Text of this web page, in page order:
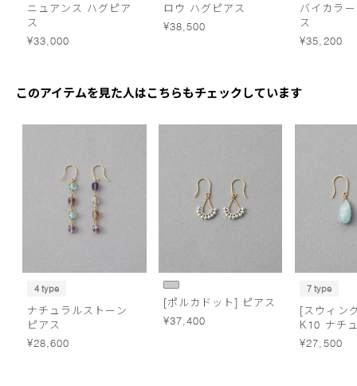
ニュアンス ハグピア
ス
¥33,000
ロウ ハグピアス
¥38,500
バイカラ
ス
¥35,200
このアイテムを見た人はこちらもチェックしています
4 type
ナチュラルストーン
ピアス
¥28,600
[ポルカドット] ピアス
¥37,400
7 type
[スウィン
K10 ナチ
ン ピアス
¥27,500